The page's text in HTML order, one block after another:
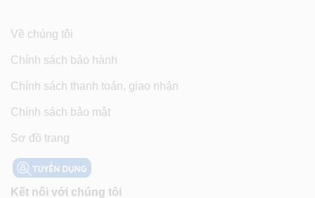
Về chúng tôi
Chính sách bảo hành
Chính sách thanh toán, giao nhận
Chính sách bảo mật
Sơ đồ trang
Kết nối với chúng tôi